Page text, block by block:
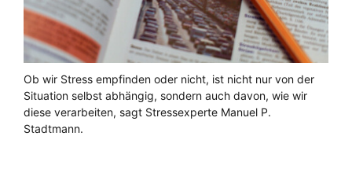
Ob wir Stress empfinden oder nicht, ist nicht nur von der
Situation selbst abhängig, sondern auch davon, wie wir
diese verarbeiten, sagt Stressexperte Manuel P.
Stadtmann.